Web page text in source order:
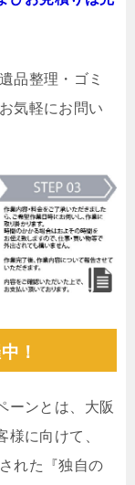
品整理・ゴミ
気軽にお問い
！
ーンとは、大阪
様に向けて、
れた『独自の